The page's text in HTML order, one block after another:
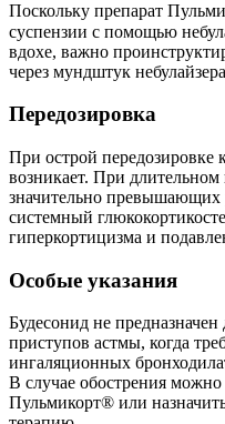
Поскольку препарат
суспензии с помощью
вдохе, важно
через мундштук
Передозировка
При острой передозировке
возникает. При длительном
значительно превышающих
системный
гиперкортицизма и
Особые указания
Будесонид не
приступов астмы, когда
ингаляционных
В случае обострения можно
Пульмикорт® или